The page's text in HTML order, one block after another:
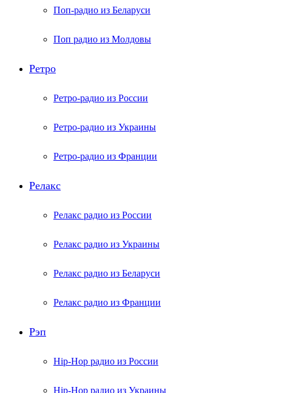
Поп-радио из Беларуси
Поп радио из Молдовы
Ретро
Ретро-радио из России
Ретро-радио из Украины
Ретро-радио из Франции
Релакс
Релакс радио из России
Релакс радио из Украины
Релакс радио из Беларуси
Релакс радио из Франции
Рэп
Hip-Hop радио из России
Hip-Hop радио из Украины